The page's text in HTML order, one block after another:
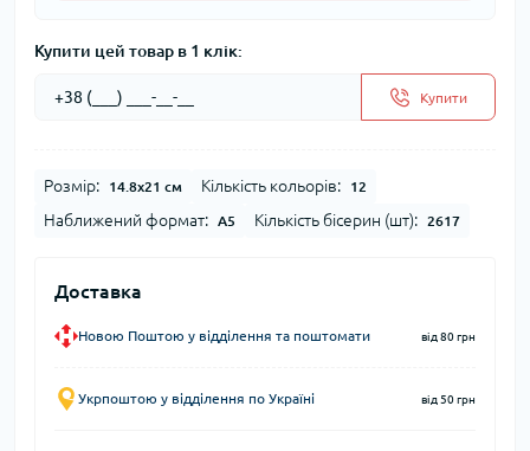
Купити цей товар в 1 клік:
Купити
Розмір: 14.8x21 см Кількість кольорів: 12
Наближений формат: А5 Кількість бісерин (шт): 2617
Доставка
Новою Поштою у відділення та поштомати від 80 грн
Укрпоштою у відділення по Україні від 50 грн